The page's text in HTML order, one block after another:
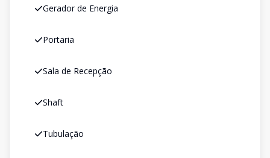
Gerador de Energia
Portaria
Sala de Recepção
Shaft
Tubulação